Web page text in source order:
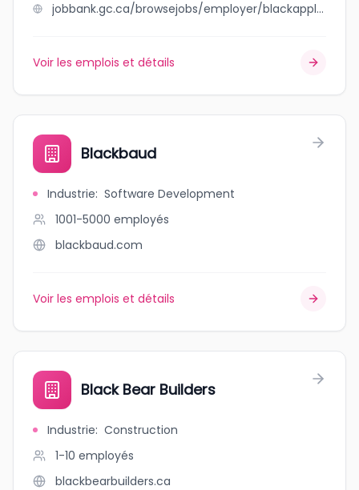
jobbank.gc.ca/browsejobs/employer/blackapple+cellular+ltd/ca
Voir les emplois et détails
Blackbaud
Industrie: Software Development
1001-5000 employés
blackbaud.com
Voir les emplois et détails
Black Bear Builders
Industrie: Construction
1-10 employés
blackbearbuilders.ca